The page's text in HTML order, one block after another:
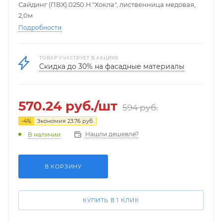
Сайдинг (ПВХ).0250.Н."Хокла", лиственница медовая,
2,0м
Подробности
ТОВАР УЧАСТВУЕТ В АКЦИЯХ
Скидка до 30% на фасадные материалы
570.24 руб./шт 594руб.
-4% Экономия 23.76 руб.
В наличии Нашли дешевле?
В КОРЗИНУ
КУПИТЬ В 1 КЛИК